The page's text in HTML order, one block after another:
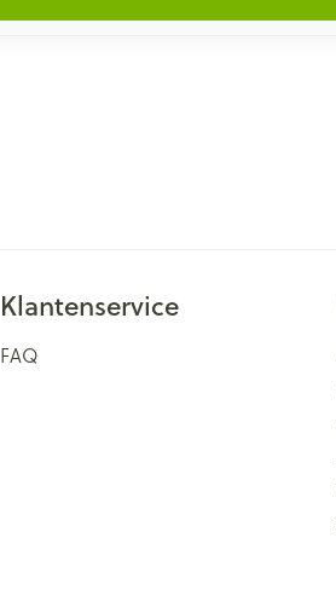
Klantenservice
FAQ